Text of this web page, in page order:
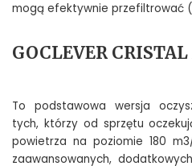
mogą efektywnie przefiltrować
GOCLEVER
To podstawowa wersja
tych, którzy od sprzętu
powietrza na poziomie 180
zaawansowanych,